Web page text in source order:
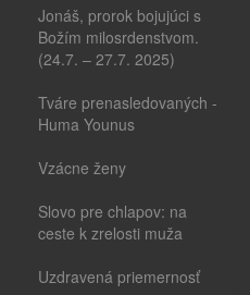
Jonáš, prorok bojujúci s
Božím milosrdenstvom.
(24.7. – 27.7. 2025)
Tváre prenasledovaných -
Huma Younus
Vzácne ženy
Slovo pre chlapov: na
ceste k zrelosti muža
Uzdravená priemernosť